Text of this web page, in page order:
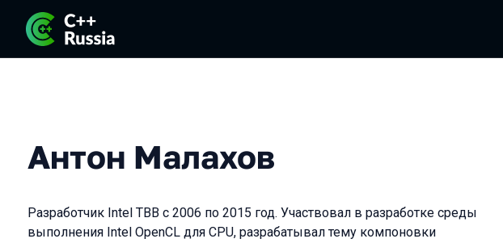
Антон Малахов
Разработчик Intel TBB с 2006 по 2015 год. Участвовал в разработке среды
выполнения Intel OpenCL для CPU, разрабатывал тему компоновки